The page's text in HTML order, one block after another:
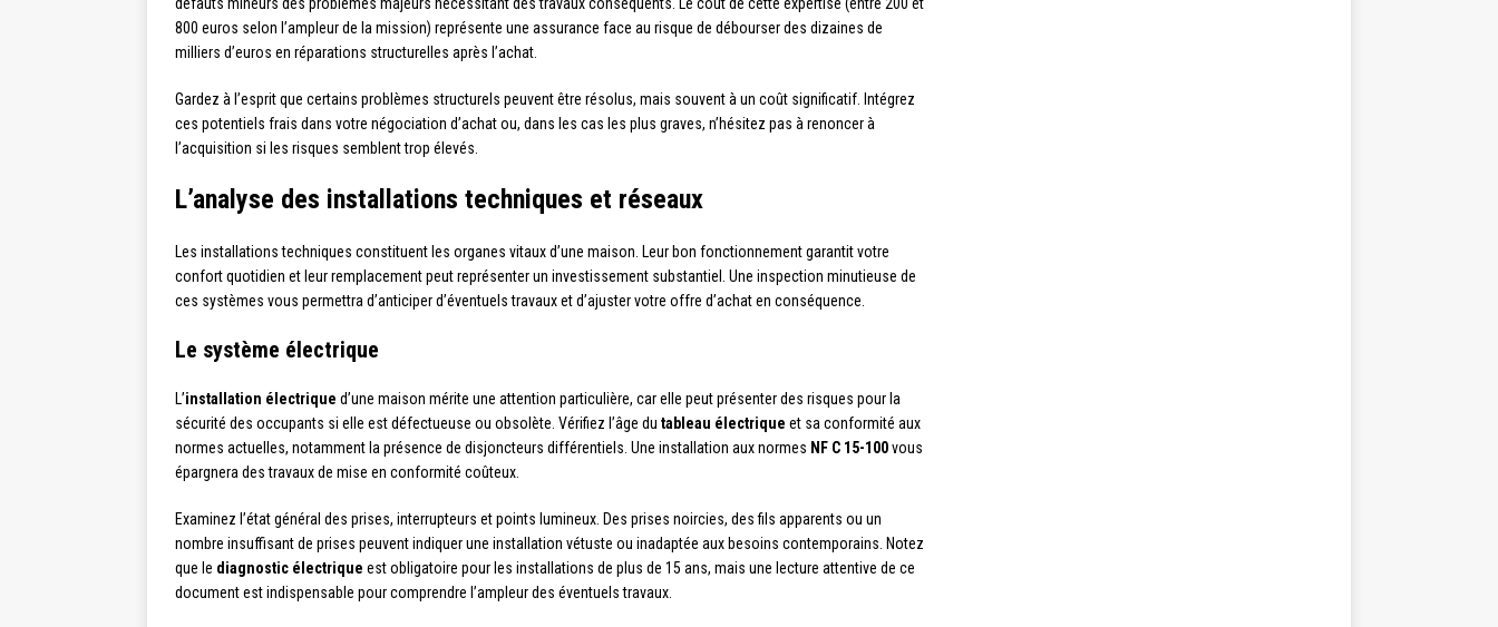
800 euros selon l’ampleur de la mission) représente une assurance face au risque de débourser des dizaines de
milliers d’euros en réparations structurelles après l’achat.
Gardez à l’esprit que certains problèmes structurels peuvent être résolus, mais souvent à un coût significatif. Intégrez
ces potentiels frais dans votre négociation d’achat ou, dans les cas les plus graves, n’hésitez pas à renoncer à
l’acquisition si les risques semblent trop élevés.
L’analyse des installations techniques et réseaux
Les installations techniques constituent les organes vitaux d’une maison. Leur bon fonctionnement garantit votre
confort quotidien et leur remplacement peut représenter un investissement substantiel. Une inspection minutieuse de
ces systèmes vous permettra d’anticiper d’éventuels travaux et d’ajuster votre offre d’achat en conséquence.
Le système électrique
L’installation électrique d’une maison mérite une attention particulière, car elle peut présenter des risques pour la
sécurité des occupants si elle est défectueuse ou obsolète. Vérifiez l’âge du tableau électrique et sa conformité aux
normes actuelles, notamment la présence de disjoncteurs différentiels. Une installation aux normes NF C 15-100vous
épargnera des travaux de mise en conformité coûteux.
Examinez l’état général des prises, interrupteurs et points lumineux. Des prises noircies, des fils apparents ou un
nombre insuffisant de prises peuvent indiquer une installation vétuste ou inadaptée aux besoins contemporains. Notez
que le diagnostic électrique est obligatoire pour les installations de plus de 15 ans, mais une lecture attentive de ce
document est indispensable pour comprendre l’ampleur des éventuels travaux.